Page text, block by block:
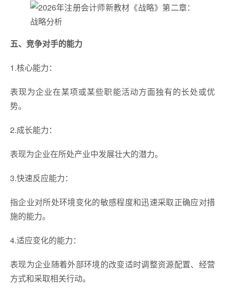
五、竞争对手的能力
1.核心能力：
表现为企业在某项或某些职能活动方面独有的长处或优
势。
2.成长能力：
表现为企业在所处产业中发展壮大的潜力。
3.快速反应能力：
指企业对所处环境变化的敏感程度和迅速采取正确应对措
施的能力。
4.适应变化的能力：
表现为企业随着外部环境的改变适时调整资源配置、经营
方式和采取相关行动。